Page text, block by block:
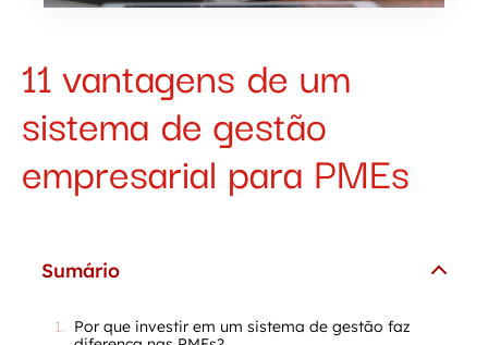
11 vantagens de um
sistema de gestão
empresarial para PMEs
Sumário
Por que investir em um sistema de gestão faz